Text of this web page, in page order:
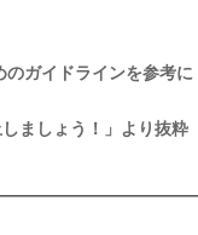
のガイドラインを参考に
う！」より抜